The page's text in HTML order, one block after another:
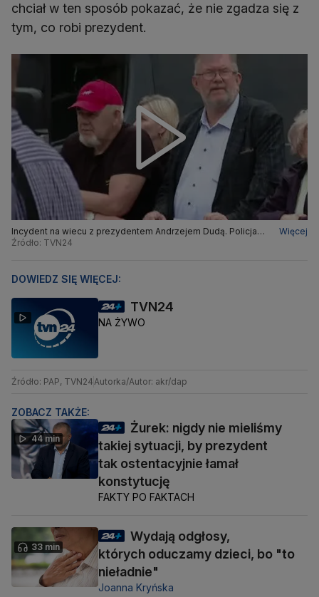
chciał w ten sposób pokazać, że nie zgadza się z
tym, co robi prezydent.
Incydent na wiecu z prezydentem Andrzejem Dudą. Policja
wylegitymowała parę
Więcej
Źródło: TVN24
DOWIEDZ SIĘ WIĘCEJ:
TVN24
NA ŻYWO
Źródło: PAP, TVN24 Autorka/Autor: akr/dap
ZOBACZ TAKŻE:
44 min
Żurek: nigdy nie mieliśmy
takiej sytuacji, by prezydent
tak ostentacyjnie łamał
konstytucję
FAKTY PO FAKTACH
33 min
Wydają odgłosy,
których oduczamy dzieci, bo "to
nieładnie"
Joanna Kryńska